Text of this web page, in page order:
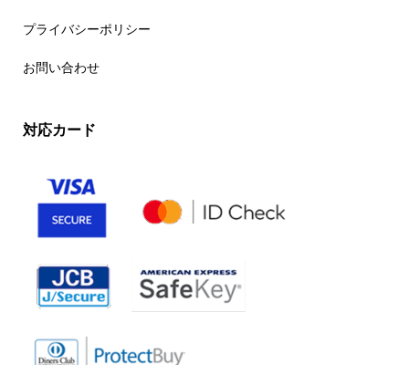
プライバシーポリシー
お問い合わせ
対応カード